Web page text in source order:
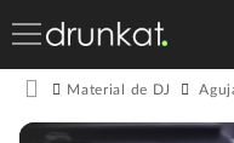
Material de DJ